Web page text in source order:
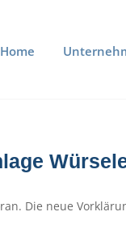
Home
Die neue